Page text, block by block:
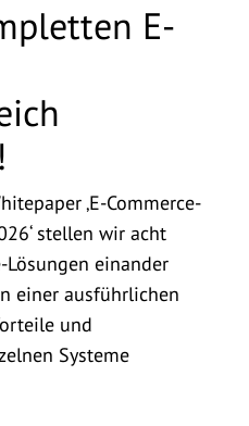
E-
‚E-Commerce-
stellen wir acht
Lösungen einander
einer ausführlichen
und
Systeme